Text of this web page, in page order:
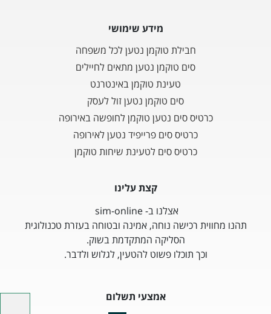
מידע שימושי
חבילת טוקמן נטען לכל משפחה
סים טוקמן נטען מתאים לחיילים
טעינת טוקמן באינטרנט
סים טוקמן נטען זול לעסק
כרטיס סים נטען טוקמן לחופשה באירופה
כרטיס סים פרייפיד נטען לאירופה
כרטיס סים לטעינת שיחות טוקמן
קצת עלינו
אצלנו ב- sim-online
תהנו מחווית רכישה נוחה, אמינה ובטוחה בעזרת טכנולוגית
הסליקה המתקדמת בשוק.
וכך תוכלו פשוט להטעין, לגלוש ולדבר.
אמצעי תשלום